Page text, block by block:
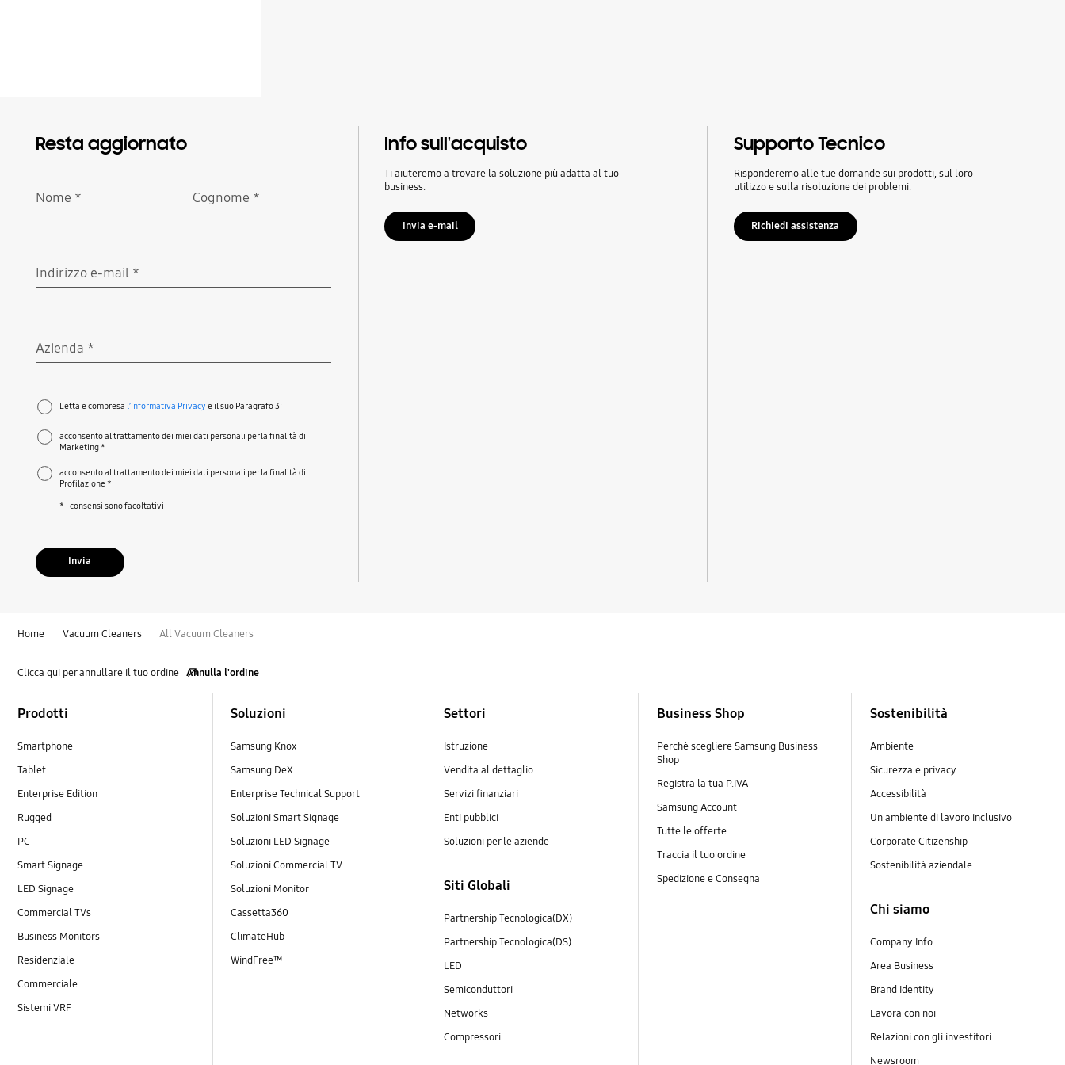
Resta aggiornato
Nome * Cognome *
Indirizzo e-mail *
Azienda *
Letta e compresa l’Informativa Privacy e il suo Paragrafo 3:
acconsento al trattamento dei miei dati personali per la finalità di
Marketing *
acconsento al trattamento dei miei dati personali per la finalità di
Profilazione *
* I consensi sono facoltativi
Invia
Info sull'acquisto
Ti aiuteremo a trovare la soluzione più adatta al tuo
business.
Invia e-mail
Supporto Tecnico
Risponderemo alle tue domande sui prodotti, sul loro
utilizzo e sulla risoluzione dei problemi.
Richiedi assistenza
Home Vacuum Cleaners All Vacuum Cleaners
Clicca qui per annullare il tuo ordine Annulla l'ordine
Prodotti
Smartphone
Tablet
Enterprise Edition
Rugged
PC
Smart Signage
LED Signage
Commercial TVs
Business Monitors
Residenziale
Commerciale
Sistemi VRF
Soluzioni
Samsung Knox
Samsung DeX
Enterprise Technical Support
Soluzioni Smart Signage
Soluzioni LED Signage
Soluzioni Commercial TV
Soluzioni Monitor
Cassetta360
ClimateHub
WindFree™
Settori
Istruzione
Vendita al dettaglio
Servizi finanziari
Enti pubblici
Soluzioni per le aziende
Siti Globali
Partnership Tecnologica(DX)
Partnership Tecnologica(DS)
LED
Semiconduttori
Networks
Compressori
Business Shop
Perchè scegliere Samsung Business
Shop
Registra la tua P.IVA
Samsung Account
Tutte le offerte
Traccia il tuo ordine
Spedizione e Consegna
Sostenibilità
Ambiente
Sicurezza e privacy
Accessibilità
Un ambiente di lavoro inclusivo
Corporate Citizenship
Sostenibilità aziendale
Chi siamo
Company Info
Area Business
Brand Identity
Lavora con noi
Relazioni con gli investitori
Newsroom